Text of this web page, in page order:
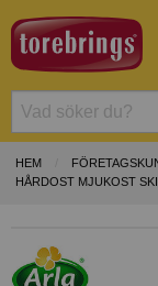
HEM
HÅRDOST MJUKOST